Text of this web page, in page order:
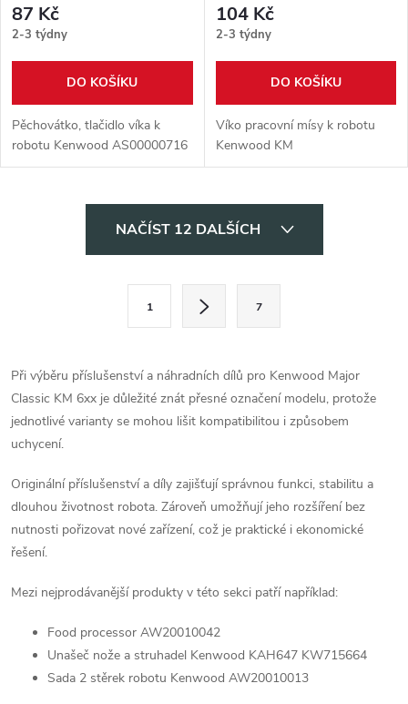
87 Kč
2-3 týdny
DO KOŠÍKU
Pěchovátko, tlačidlo víka k
robotu Kenwood AS00000716
104 Kč
2-3 týdny
DO KOŠÍKU
Víko pracovní mísy k robotu
Kenwood KM
d
a
c
í
p
r
v
NAČÍST 12 DALŠÍCH
á
n
k
o
v
á
n
í
1 7
Při výběru příslušenství a náhradních dílů pro Kenwood Major
Classic KM 6xx je důležité znát přesné označení modelu, protože
jednotlivé varianty se mohou lišit kompatibilitou i způsobem
uchycení.
Originální příslušenství a díly zajišťují správnou funkci, stabilitu a
dlouhou životnost robota. Zároveň umožňují jeho rozšíření bez
nutnosti pořizovat nové zařízení, což je praktické i ekonomické
řešení.
Mezi nejprodávanější produkty v této sekci patří například:
Food processor AW20010042
Unašeč nože a struhadel Kenwood KAH647 KW715664
Sada 2 stěrek robotu Kenwood AW20010013